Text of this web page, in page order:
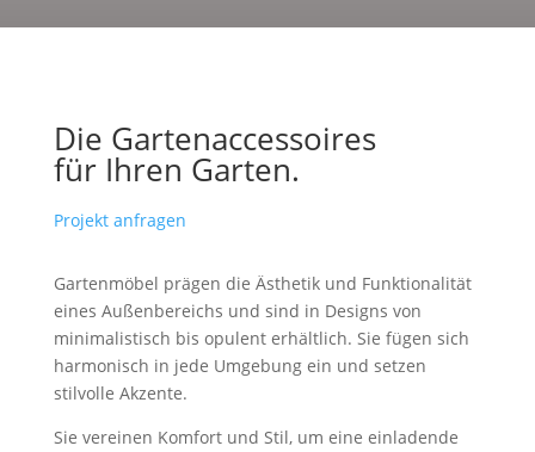
Die Gartenaccessoires
für Ihren Garten.
Projekt anfragen
Gartenmöbel prägen die Ästhetik und Funktionalität
eines Außenbereichs und sind in Designs von
minimalistisch bis opulent erhältlich. Sie fügen sich
harmonisch in jede Umgebung ein und setzen
stilvolle Akzente.
Sie vereinen Komfort und Stil, um eine einladende